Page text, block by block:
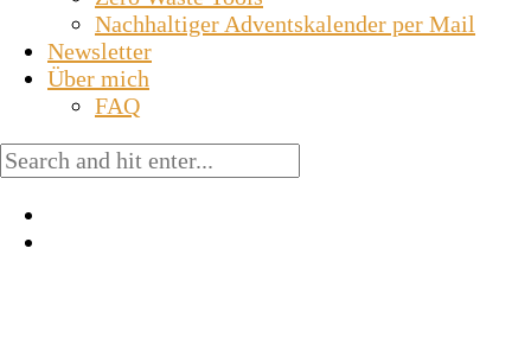
Nachhaltiger Adventskalender per Mail
Newsletter
Über mich
FAQ